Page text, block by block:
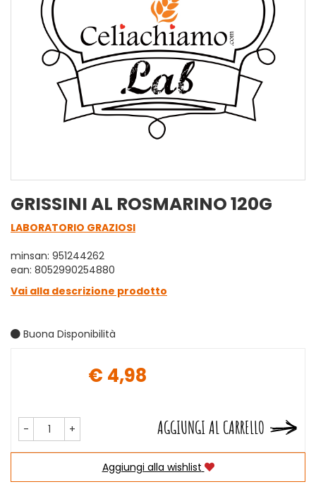
GRISSINI AL ROSMARINO 120G
LABORATORIO GRAZIOSI
minsan: 951244262
ean: 8052990254880
Vai alla descrizione prodotto
Buona Disponibilità
€ 4,98
- + AGGIUNGI AL CARRELLO
Aggiungi alla wishlist